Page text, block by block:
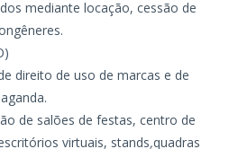
mediante locação, cessão de
direito de uso de marcas e de
de salões de festas, centro de
virtuais, stands,quadras